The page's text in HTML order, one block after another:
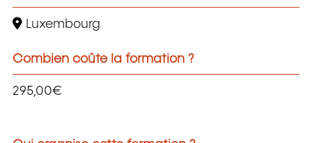
Luxembourg
Combien coûte la formation ?
295,00€